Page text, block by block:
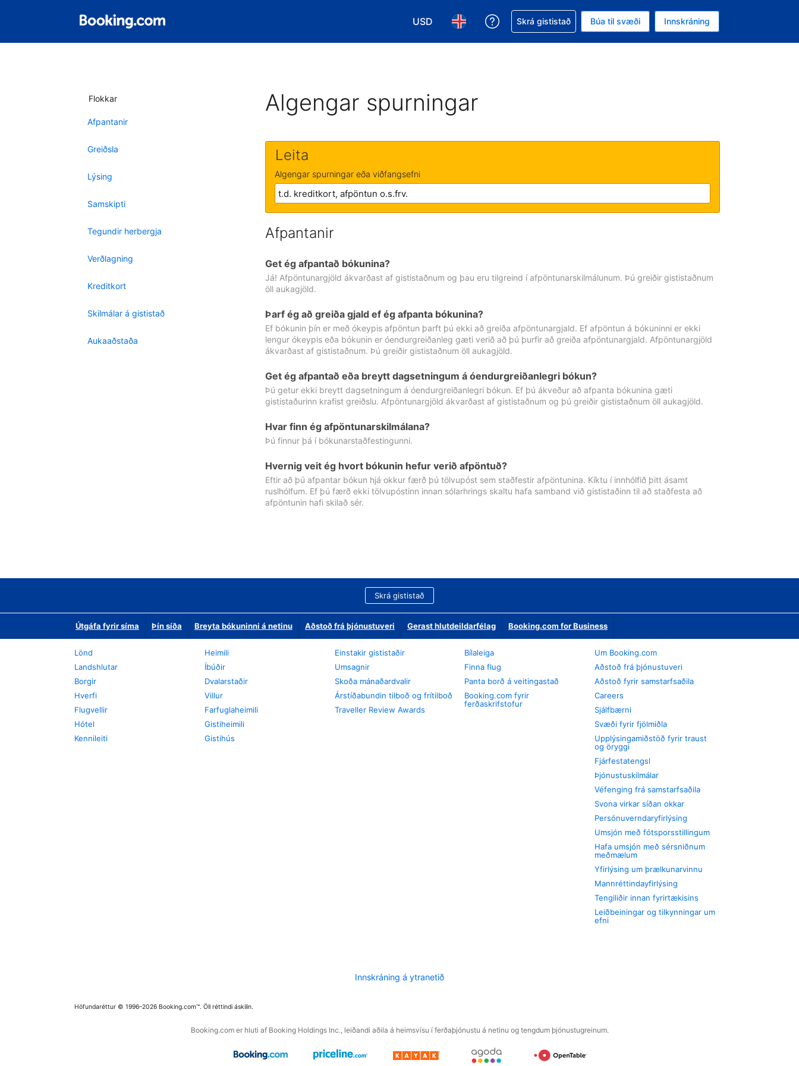
USD
Veldu gjaldmiðil. Í augnablikinu er gjaldmiðillinn Bandaríkjadalur
Veldu þitt tungumál. Í augnablikinu er tungumál þitt Íslensku
Fá aðstoð við bókunina
Skrá gististað Búa til svæði Innskráning
Flokkar
Afpantanir
Greiðsla
Lýsing
Samskipti
Tegundir herbergja
Verðlagning
Kreditkort
Skilmálar á gististað
Aukaaðstaða
Algengar spurningar
Leita
Algengar spurningar eða viðfangsefni
Afpantanir
Get ég afpantað bókunina?
Já! Afpöntunargjöld ákvarðast af gististaðnum og þau eru tilgreind í afpöntunarskilmálunum. Þú greiðir gististaðnum
öll aukagjöld.
Þarf ég að greiða gjald ef ég afpanta bókunina?
Ef bókunin þín er með ókeypis afpöntun þarft þú ekki að greiða afpöntunargjald. Ef afpöntun á bókuninni er ekki
lengur ókeypis eða bókunin er óendurgreiðanleg gæti verið að þú þurfir að greiða afpöntunargjald. Afpöntunargjöld
ákvarðast af gististaðnum. Þú greiðir gististaðnum öll aukagjöld.
Get ég afpantað eða breytt dagsetningum á óendurgreiðanlegri bókun?
Þú getur ekki breytt dagsetningum á óendurgreiðanlegri bókun. Ef þú ákveður að afpanta bókunina gæti
gististaðurinn krafist greiðslu. Afpöntunargjöld ákvarðast af gististaðnum og þú greiðir gististaðnum öll aukagjöld.
Hvar finn ég afpöntunarskilmálana?
Þú finnur þá í bókunarstaðfestingunni.
Hvernig veit ég hvort bókunin hefur verið afpöntuð?
Eftir að þú afpantar bókun hjá okkur færð þú tölvupóst sem staðfestir afpöntunina. Kíktu í innhólfið þitt ásamt
ruslhólfum. Ef þú færð ekki tölvupóstinn innan sólarhrings skaltu hafa samband við gististaðinn til að staðfesta að
afpöntunin hafi skilað sér.
Skrá gististað
Útgáfa fyrir síma Þín síða Breyta bókuninni á netinu Aðstoð frá þjónustuveri Gerast hlutdeildarfélag Booking.com for Business
Lönd
Landshlutar
Borgir
Hverfi
Flugvellir
Hótel
Kennileiti
Heimili
Íbúðir
Dvalarstaðir
Villur
Farfuglaheimili
Gistiheimili
Gistihús
Einstakir gististaðir
Umsagnir
Skoða mánaðardvalir
Árstíðabundin tilboð og frítilboð
Traveller Review Awards
Bílaleiga
Finna flug
Panta borð á veitingastað
Booking.com fyrir
ferðaskrifstofur
Um Booking.com
Aðstoð frá þjónustuveri
Aðstoð fyrir samstarfsaðila
Careers
Sjálfbærni
Svæði fyrir fjölmiðla
Upplýsingamiðstöð fyrir traust
og öryggi
Fjárfestatengsl
Þjónustuskilmálar
Véfenging frá samstarfsaðila
Svona virkar síðan okkar
Persónuverndaryfirlýsing
Umsjón með fótsporsstillingum
Hafa umsjón með sérsniðnum
meðmælum
Yfirlýsing um þrælkunarvinnu
Mannréttindayfirlýsing
Tengiliðir innan fyrirtækisins
Leiðbeiningar og tilkynningar um
efni
Innskráning á ytranetið
Höfundaréttur © 1996–2026 Booking.com™. Öll réttindi áskilin.
Booking.com er hluti af Booking Holdings Inc., leiðandi aðila á heimsvísu í ferðaþjónustu á netinu og tengdum þjónustugreinum.